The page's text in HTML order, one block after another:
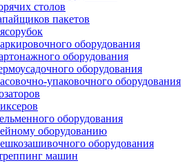
столов
пакетов
оборудования
оборудования
оборудования
упаковочного оборудования
оборудования
оборудованию
оборудования
машин